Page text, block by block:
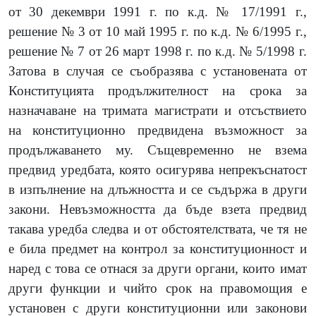
от 30 декември 1991 г. по к.д.№ 17/1991 г.,
решение № 3от 10 май 1995 г. по к.д. № 6/1995 г.,
решение№ 7 от 26март 1998г. по к.д.№ 5/1998 г.
Затова в случая се съобразява с установената от
Конституцията продължителност на срока за
назначаване на тримата магистрати и отсъствието
на конституционно предвидена възможност за
продължаването му. Същевременно не взема
предвид уредбата, която осигурява непрекъснатост
в изпълнение на длъжността и се съдържа в други
закони. Невъзможността да бъде взета предвид
такава уредба следва и от обстоятелствата, че тя не
е била предмет на контрол за конституционност и
наред с това се отнася за други органи, които имат
други функции и чийто срок на правомощия е
установен с други конституционни или законови